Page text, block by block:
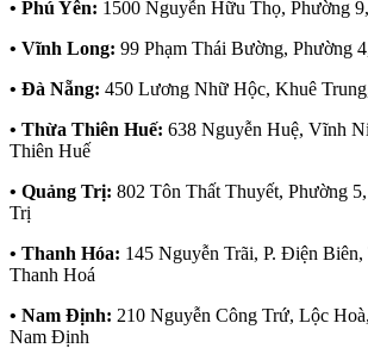
• Phú Yên: 1500 Nguyễn Hữu Thọ, Phường
• Vĩnh Long: 99 Phạm Thái Bường, Phường
• Đà Nẵng: 450 Lương Nhữ Hộc, Khuê
• Thừa Thiên Huế: 638 Nguyễn Huệ, Vĩnh
Thiên Huế
• Quảng Trị: 802 Tôn Thất Thuyết, Phường
Trị
• Thanh Hóa: 145 Nguyễn Trãi, P. Điện Biên,
Thanh Hoá
• Nam Định: 210 Nguyễn Công Trứ, Lộc
Nam Định